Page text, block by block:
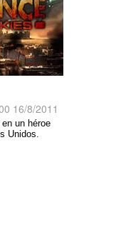
16/8/2011
un héroe
Unidos.